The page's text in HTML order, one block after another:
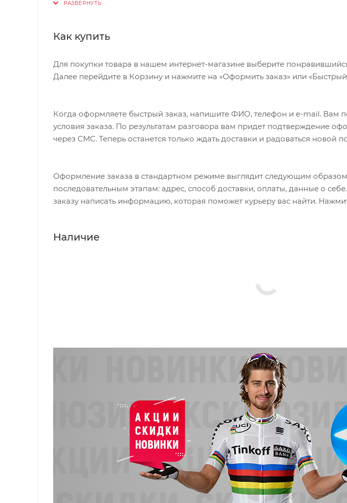
внешнему шву (пояс-нога) 104 см;
внешнему шву (пояс-нога) 106 см;
Как купить
Для покупки товара в нашем интернет-магазине выберите
Далее перейдите в Корзину и нажмите на «Оформить заказ» или «Быстрый
Когда оформляете быстрый заказ, напишите ФИО, телефон и e-mail. Вам
условия заказа. По результатам разговора вам придет подтверждение
через СМС. Теперь останется только ждать доставки и радоваться новой
Оформление заказа в стандартном режиме выглядит следующим
последовательным этапам: адрес, способ доставки, оплаты, данные о
заказу написать информацию, которая поможет курьеру вас найти.
Наличие